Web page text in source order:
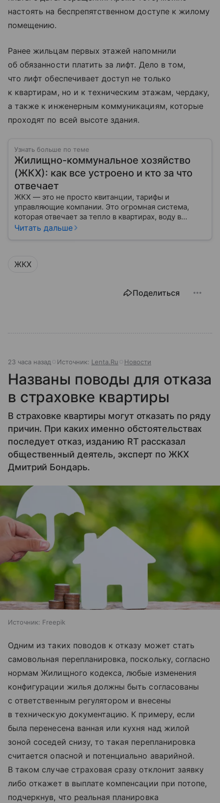
настоять на беспрепятственном доступе к жилому
помещению.
Ранее жильцам первых этажей напомнили
об обязанности платить за лифт. Дело в том,
что лифт обеспечивает доступ не только
к квартирам, но и к техническим этажам, чердаку,
а также к инженерным коммуникациям, которые
проходят по всей высоте здания.
Узнать больше по теме
Жилищно-коммунальное хозяйство
(ЖКХ): как все устроено и кто за что
отвечает
ЖКХ — это не просто квитанции, тарифы и
управляющие компании. Это огромная система,
которая отвечает за тепло в квартирах, воду в
кране, освещение улиц и чистоту во дворах.
Читать дальше
ЖКХ
Поделиться
23 часа назад Источник: Lenta.Ru Новости
Названы поводы для отказа
в страховке квартиры
В страховке квартиры могут отказать по ряду
причин. При каких именно обстоятельствах
последует отказ, изданию RT рассказал
общественный деятель, эксперт по ЖКХ
Дмитрий Бондарь.
Источник: Freepik
Одним из таких поводов к отказу может стать
самовольная перепланировка, поскольку, согласно
нормам Жилищного кодекса, любые изменения
конфигурации жилья должны быть согласованы
с ответственным регулятором и внесены
в техническую документацию. К примеру, если
была перенесена ванная или кухня над жилой
зоной соседей снизу, то такая перепланировка
считается опасной и потенциально аварийной.
В таком случае страховая сразу отклонит заявку
либо откажет в выплате компенсации при потопе,
подчеркнув, что реальная планировка